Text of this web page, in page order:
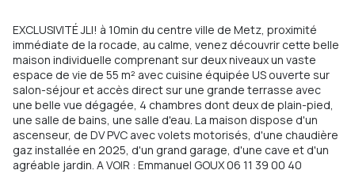
EXCLUSIVITÉ JLI! à 10min du centre ville de Metz, proximité
immédiate de la rocade, au calme, venez découvrir cette belle
maison individuelle comprenant sur deux niveaux un vaste
espace de vie de 55 m² avec cuisine équipée US ouverte sur
salon-séjour et accès direct sur une grande terrasse avec
une belle vue dégagée, 4 chambres dont deux de plain-pied,
une salle de bains, une salle d'eau. La maison dispose d'un
ascenseur, de DV PVC avec volets motorisés, d'une chaudière
gaz installée en 2025, d'un grand garage, d'une cave et d'un
agréable jardin. A VOIR : Emmanuel GOUX 06 11 39 00 40